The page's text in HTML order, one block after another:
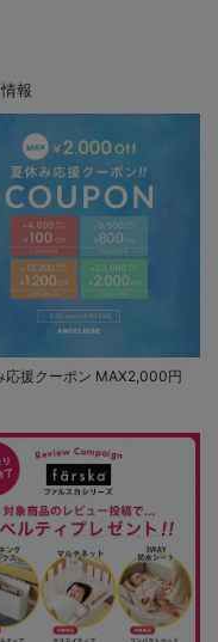
報
応援クーポン MAX2,000円